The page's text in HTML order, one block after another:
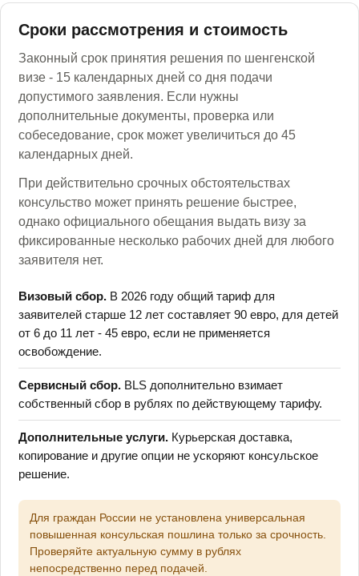
Сроки рассмотрения и стоимость
Законный срок принятия решения по шенгенской
визе - 15 календарных дней со дня подачи
допустимого заявления. Если нужны
дополнительные документы, проверка или
собеседование, срок может увеличиться до 45
календарных дней.
При действительно срочных обстоятельствах
консульство может принять решение быстрее,
однако официального обещания выдать визу за
фиксированные несколько рабочих дней для любого
заявителя нет.
Визовый сбор. В 2026 году общий тариф для
заявителей старше 12 лет составляет 90 евро, для детей
от 6 до 11 лет - 45 евро, если не применяется
освобождение.
Сервисный сбор. BLS дополнительно взимает
собственный сбор в рублях по действующему тарифу.
Дополнительные услуги. Курьерская доставка,
копирование и другие опции не ускоряют консульское
решение.
Для граждан России не установлена универсальная
повышенная консульская пошлина только за срочность.
Проверяйте актуальную сумму в рублях
непосредственно перед подачей.